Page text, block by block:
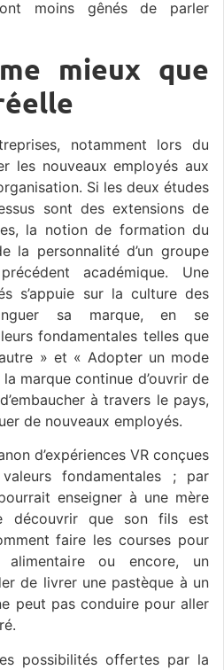
moins gênés de parler
mieux que
notamment lors du
les nouveaux employés aux
Si les deux études
sont des extensions de
la notion de formation du
la personnalité d’un groupe
académique. Une
s’appuie sur la culture des
sa marque, en se
fondamentales telles que
» et « Adopter un mode
marque continue d’ouvrir de
à travers le pays,
de nouveaux employés.
d’expériences VR conçues
fondamentales ; par
enseigner à une mère
découvrir que son fils est
faire les courses pour
alimentaire ou encore, un
de livrer une pastèque à un
peut pas conduire pour aller
possibilités offertes par la